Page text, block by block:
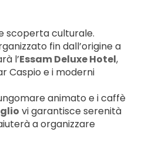
scoperta culturale.
fin dall’origine a
l’Essam Deluxe Hotel,
Caspio e i moderni
animato e i caffè
vi garantisce serenità
a organizzare